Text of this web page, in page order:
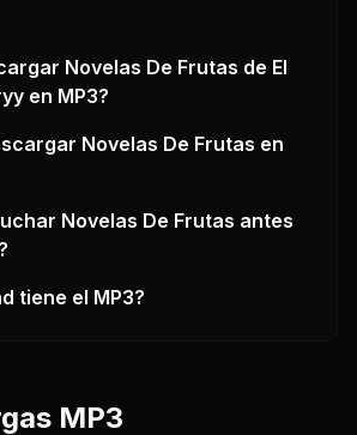
Novelas De Frutas de El
en MP3?
Novelas De Frutas en
Novelas De Frutas antes
tiene el MP3?
MP3